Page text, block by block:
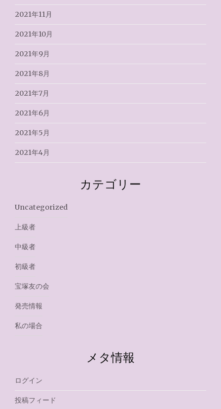
2021年11月
2021年10月
2021年9月
2021年8月
2021年7月
2021年6月
2021年5月
2021年4月
カテゴリー
Uncategorized
上級者
中級者
初級者
宝塚友の会
発売情報
私の場合
メタ情報
ログイン
投稿フィード